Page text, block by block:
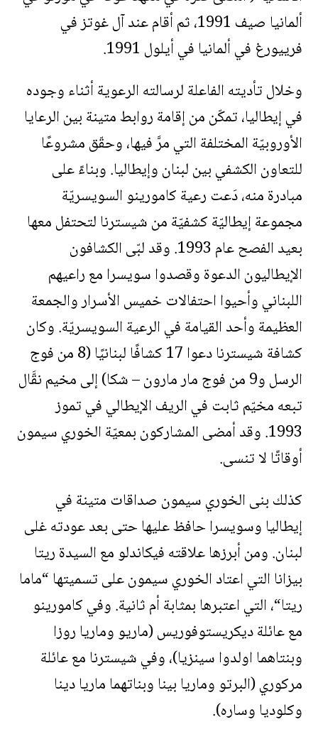
ألمانيا صيف 1991، ثم أقام عند آل غوتز في
فرييورغ في ألمانيا في أيلول 1991.
وخلال تأديته الفاعلة لرسالته الرعوية أثناء وجوده
في إيطاليا، تمكّن من إقامة روابط متينة بين الرعايا
الأوروبيّة المختلفة التي مرَّ فيها، وحقّق مشروعًا
للتعاون الكشفي بين لبنان وإيطاليا. وبناءً على
مبادرة منه، دَعت رعية كامورينو السويسريّة
مجموعة إيطاليّة كشفيّة من شيسترنا لتحتفل معها
بعيد الفصح عام 1993. وقد لبّى الكشافون
الإيطاليون الدعوة وقصدوا سويسرا مع راعيهم
اللبناني وأحيوا احتفالات خميس الأسرار والجمعة
العظيمة وأحد القيامة في الرعية السويسريّة. وكان
كشافة شيسترنا دعوا 17 كشافًا لبنانيًا (8 من فوج
الرسل و9 من فوج مار مارون – شكا) إلى مخيم نقَّال
تبعه مخيّم ثابت في الريف الإيطالي في تموز
1993. وقد أمضى المشاركون بمعيّة الخوري سيمون
أوقاتًا لا تنسى.
كذلك بنى الخوري سيمون صداقات متينة في
إيطاليا وسويسرا حافظ عليها حتى بعد عودته غلى
لبنان. ومن أبرزها علاقته فيكاندلو مع السيدة ريتا
بيزانا التي اعتاد الخوري سيمون على تسميتها “ماما
ريتا“، التي اعتبرها بمثابة أم ثانية. وفي كامورينو
مع عائلة ديكريستوفوريس (ماريو وماريا روزا
وبنتاهما اولدوا سينزيا)، وفي شيسترنا مع عائلة
مركوري (البرتو وماريا بينا وبناتهما ماريا دينا
وكلوديا وساره).